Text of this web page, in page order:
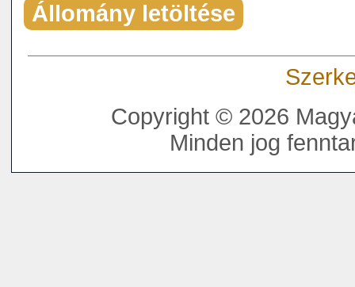
Állomány letöltése
Copyright © 2026
Minden jog